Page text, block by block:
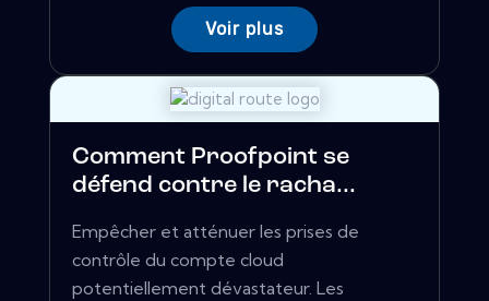
Voir plus
Comment Proofpoint se
défend contre le racha...
Empêcher et atténuer les prises de
contrôle du compte cloud
potentiellement dévastateur. Les